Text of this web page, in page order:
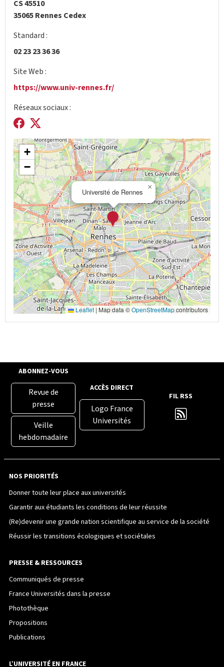
CS 45510
35065 Rennes Cedex
Standard :
02 23 23 36 36
Site Web :
https://www.univ-rennes.fr/
Réseaux sociaux :
Université de Rennes
×
+
−
Leaflet | Map data ©OpenStreetMapcontributors
ABONNEZ-VOUS
Revue de
presse
Veille
hebdomadaire
ACCÈS DIRECT
Logo France
Universités
FIL RSS
NOS PRIORITÉS
Donner toute leur place aux universités
Garantir aux étudiants les conditions de leur réussite
(Re)devenir une grande nation scientifique au service de la société
Réussir les transitions écologiques et sociétales
PRESSE & RESSOURCES
Communiqués de presse
France Universités dans la presse
Photothèque
Propositions
Publications
L’UNIVERSITÉ EN FRANCE